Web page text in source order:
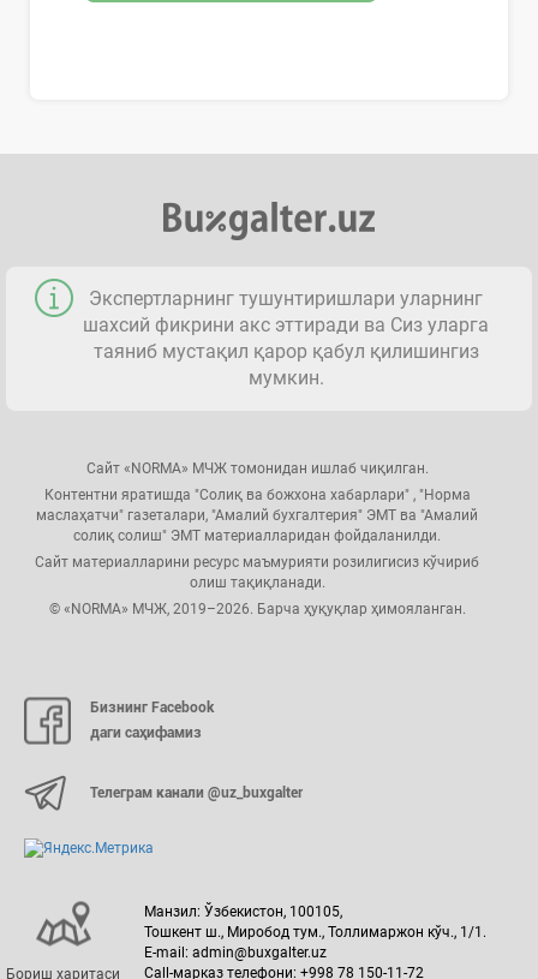
Экспертларнинг тушунтиришлари уларнинг
шахсий фикрини акс эттиради ва Сиз уларга
таяниб мустақил қарор қабул қилишингиз
мумкин.
Сайт «NORMA» МЧЖ томонидан ишлаб чиқилган.
Контентни яратишда "Солиқ ва божхона хабарлари" , "Норма
маслаҳатчи" газеталари, "Амалий бухгалтерия" ЭМТ ва "Амалий
солиқ солиш" ЭМТ материалларидан фойдаланилди.
Сайт материалларини ресурс маъмурияти розилигисиз кўчириб
олиш тақиқланади.
© «NORMA» МЧЖ, 2019–2026. Барча ҳуқуқлар ҳимояланган.
Бизнинг Facebook
даги саҳифамиз
Телеграм канали @uz_buxgalter
Бориш харитаси
Манзил: Ўзбекистон, 100105,
Тошкент ш., Миробод тум., Толлимаржон кўч., 1/1.
E-mail: admin@buxgalter.uz
Call-марказ телефони: +998 78 150-11-72